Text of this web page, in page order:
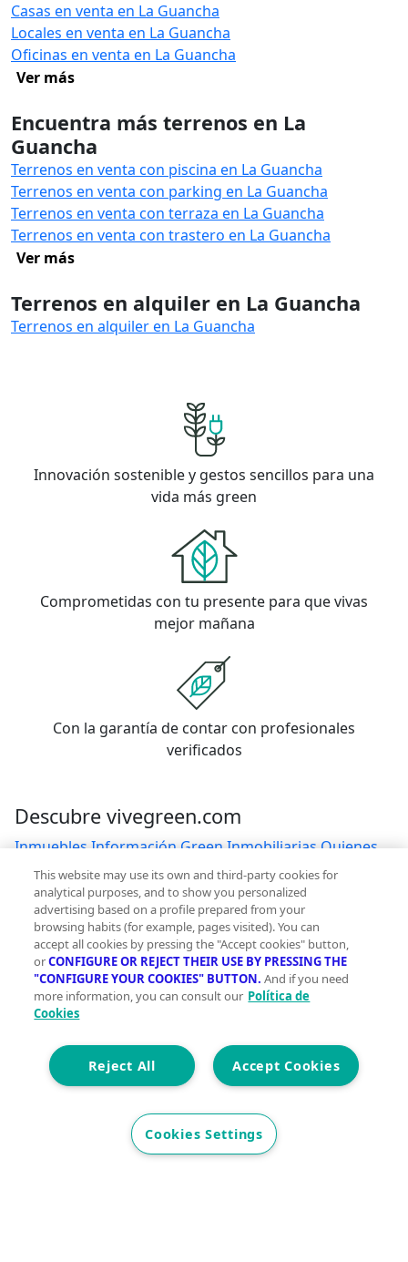
Casas en venta en La Guancha
Locales en venta en La Guancha
Oficinas en venta en La Guancha
Ver más
Encuentra más terrenos en La
Guancha
Terrenos en venta con piscina en La Guancha
Terrenos en venta con parking en La Guancha
Terrenos en venta con terraza en La Guancha
Terrenos en venta con trastero en La Guancha
Ver más
Terrenos en alquiler en La Guancha
Terrenos en alquiler en La Guancha
Innovación sostenible y gestos sencillos para una
vida más green
Comprometidas con tu presente para que vivas
mejor mañana
Con la garantía de contar con profesionales
verificados
Descubre vivegreen.com
InmueblesInformación GreenInmobiliariasQuienes
somos Servicios Green Te ayudamosFinanciación
Síguenos
Contacto
hola@vivegreen.com
Condiciones de uso
Politica de privacidad
This website may use its own and third-party cookies for
analytical purposes, and to show you personalized
advertising based on a profile prepared from your
browsing habits (for example, pages visited). You can
accept all cookies by pressing the "Accept cookies" button,
orCONFIGURE OR REJECT THEIR USE BY PRESSING THE
"CONFIGURE YOUR COOKIES" BUTTON. And if you need
more information, you can consult our Política de
Cookies
Accept Cookies
Reject All
Cookies Settings